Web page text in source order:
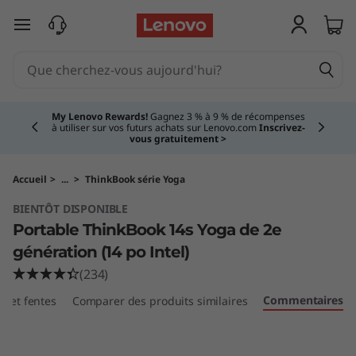
T
B
o
o
k
passer au contenu principal
Vous magasinez pour une entreprise?Les nouveaux membres
Lenovo Pro bénéficient d'une réduction de 100 $ sur la première
commande de 1 000 $ et plus, d'économies exclusives et d'une
assistance technologique 1:1.En savoir plus >
Currently displaying item 3 of 5
Accueil > ... > ThinkBook série Yoga
BIENTÔT DISPONIBLE
Portable ThinkBook 14s Yoga de 2e
génération (14 po Intel)
(234)
et fentes Comparer des produits similaires Commentaires